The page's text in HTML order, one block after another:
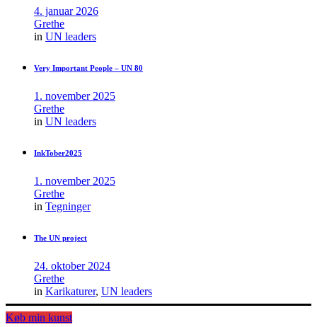
4. januar 2026
Grethe
in UN leaders
Very Important People – UN 80
1. november 2025
Grethe
in UN leaders
InkTober2025
1. november 2025
Grethe
in Tegninger
The UN project
24. oktober 2024
Grethe
in Karikaturer, UN leaders
Køb min kunst